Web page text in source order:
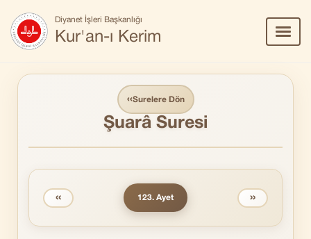
Diyanet İşleri Başkanlığı
Kur'an-ı Kerim
Aç/
‹‹Surelere Dön
Şuarâ Suresi
‹‹ 123. Ayet ››